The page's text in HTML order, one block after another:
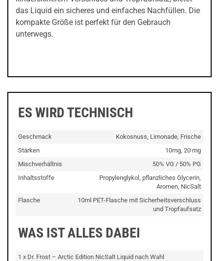
das Liquid ein sicheres und einfaches Nachfüllen. Die
kompakte Größe ist perfekt für den Gebrauch
unterwegs.
ES WIRD TECHNISCH
Geschmack
Kokosnuss, Limonade, Frische
Stärken
10mg, 20 mg
Mischverhältnis
50% VG / 50% PG
Inhaltsstoffe
Propylenglykol, pflanzliches Glycerin,
Aromen, NicSalt
Flasche
10ml PET-Flasche mit Sicherheitsverschluss
und Tropfaufsatz
WAS IST ALLES DABEI
1 x Dr. Frost – Arctic Edition NicSalt Liquid nach Wahl